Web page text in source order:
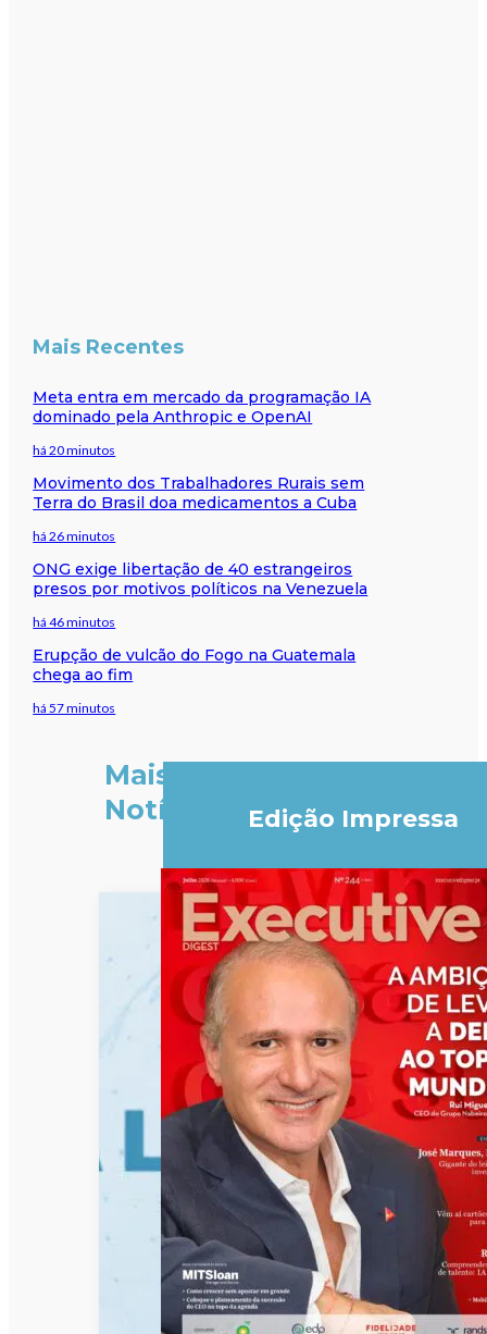
Mais Recentes
Meta entra em mercado da programação IA
dominado pela Anthropic e OpenAI
há 20 minutos
Movimento dos Trabalhadores Rurais sem
Terra do Brasil doa medicamentos a Cuba
há 26 minutos
ONG exige libertação de 40 estrangeiros
presos por motivos políticos na Venezuela
há 46 minutos
Erupção de vulcão do Fogo na Guatemala
chega ao fim
há 57 minutos
Mais
Notícias
Edição Impressa